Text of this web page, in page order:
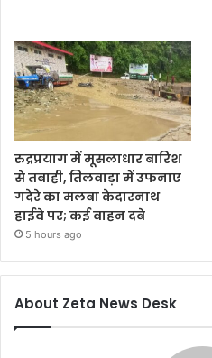
रुद्रप्रयाग में मूसलाधार बारिश
से तबाही, तिलवाड़ा में उफनाए
गदेरे का मलबा केदारनाथ
हाईवे पर; कई वाहन दबे
5 hours ago
About Zeta News Desk